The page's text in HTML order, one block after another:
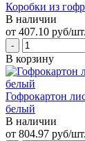
Коробки из
В наличии
от 407.10 руб/шт.
В корзину
Гофрокартон
белый
В наличии
от 804.97 руб/шт.